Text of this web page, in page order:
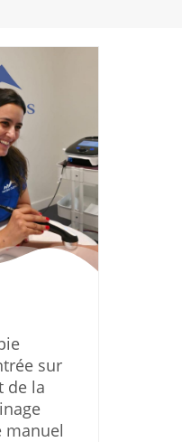
sur
de la
manuel